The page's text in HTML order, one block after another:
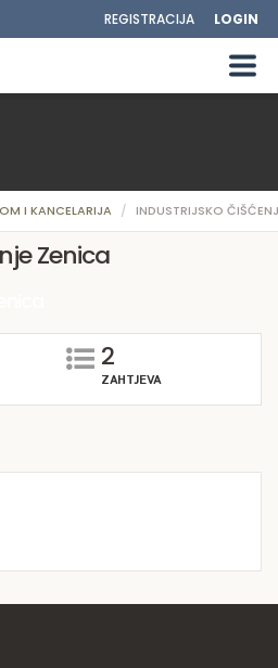
REGISTRACIJA LOGIN
I KANCELARIJA INDUSTRIJSKO
Zenica
2
ZAHTJEVA